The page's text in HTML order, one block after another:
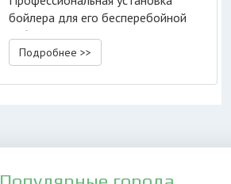
бойлера для его бесперебойной
работы
Подробнее >>